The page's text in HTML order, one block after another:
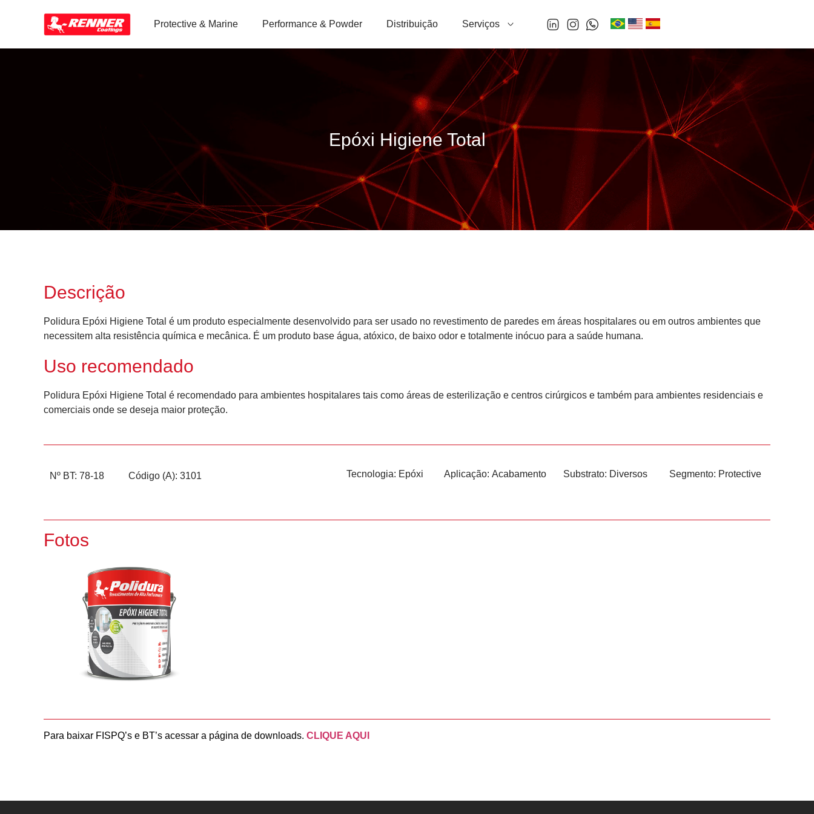
Protective & Marine Performance & Powder Distribuição Serviços
Epóxi Higiene Total
Descrição
Polidura Epóxi Higiene Total é um produto especialmente desenvolvido para ser usado no revestimento de paredes em áreas hospitalares ou em outros ambientes que
necessitem alta resistência química e mecânica. É um produto base água, atóxico, de baixo odor e totalmente inócuo para a saúde humana.
Uso recomendado
Polidura Epóxi Higiene Total é recomendado para ambientes hospitalares tais como áreas de esterilização e centros cirúrgicos e também para ambientes residenciais e
comerciais onde se deseja maior proteção.
Nº BT: 78-18 Código (A): 3101 Tecnologia: Epóxi Aplicação: Acabamento Substrato: Diversos Segmento: Protective
Fotos
Para baixar FISPQ’s e BT’s acessar a página de downloads. CLIQUE AQUI